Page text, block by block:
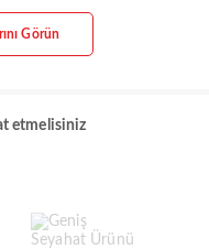
Görün
etmelisiniz